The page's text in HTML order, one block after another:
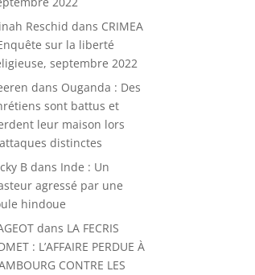
Reschid dans CRIMEA
sur la liberté
septembre 2022
dans Ouganda : Des
sont battus et
leur maison lors
distinctes
B dans Inde : Un
agressé par une
hindoue
dans LA FECRIS
: L’AFFAIRE PERDUE À
CONTRE LES